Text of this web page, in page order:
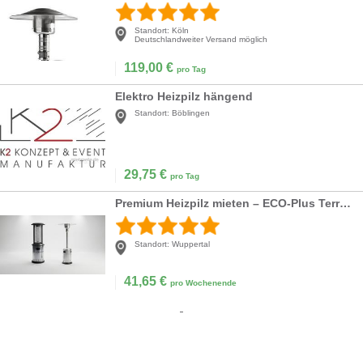
Standort: Köln
Deutschlandweiter Versand möglich
119,00 € pro Tag
Elektro Heizpilz hängend
Standort: Böblingen
29,75 € pro Tag
Premium Heizpilz mieten – ECO-Plus Terrassenstrahler (8 kW) für Event & Party
Standort: Wuppertal
41,65 € pro Wochenende